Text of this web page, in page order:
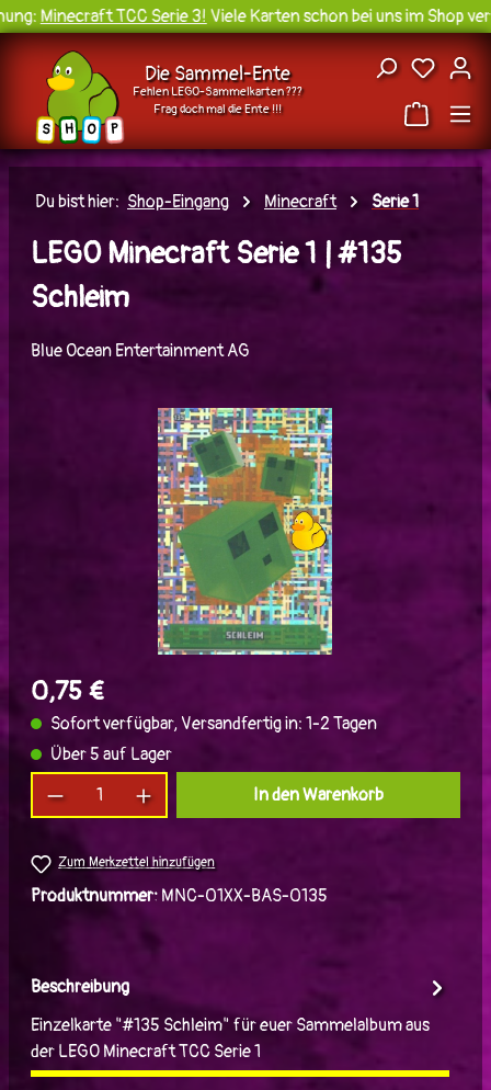
Zum Hauptinhalt springen
Minecraft TCC Serie 3!Viele Karten schon bei uns im Shop
S H O P
Die Sammel-Ente
Fehlen LEGO-Sammelkarten ???
Frag doch mal die Ente !!!
Du
Du bist hier: Shop-Eingang Minecraft Serie 1
LEGO Minecraft Serie 1 | #135
Schleim
Blue Ocean Entertainment AG
Bildergalerie überspringen
0,75 €
Sofort verfügbar, Versandfertig in: 1-2 Tagen
Über 5 auf Lager
Produkt Anzahl: Gib den gewünschten Wert
In den Warenkorb
Zum Merkzettel hinzufügen
Produktnummer: MNC-01XX-BAS-0135
Beschreibung
Einzelkarte "#135 Schleim" für euer Sammelalbum aus
der LEGO Minecraft TCC Serie 1